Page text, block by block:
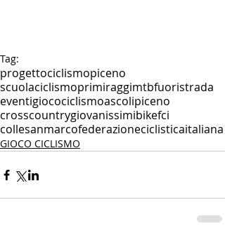
Tag:
progettociclismopiceno
scuolaciclismoprimiraggimtbfuoristrada
eventigiocociclismoascolipiceno
crosscountrygiovanissimibikefci
collesanmarcofederazioneciclisticaitaliana
GIOCO CICLISMO